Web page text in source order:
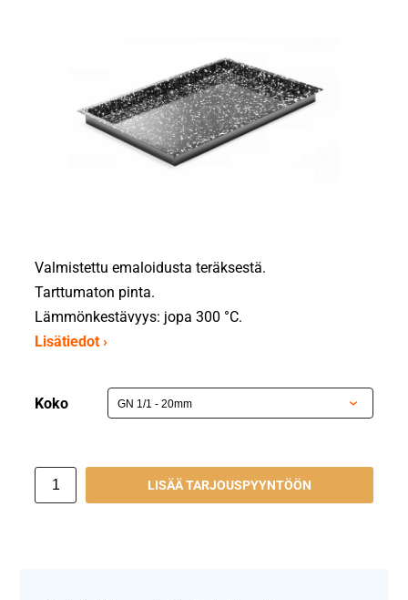
Valmistettu emaloidusta teräksestä.
Tarttumaton pinta.
Lämmönkestävyys: jopa 300 °C.
Lisätiedot ›
Koko
LISÄÄ TARJOUSPYYNTÖÖN